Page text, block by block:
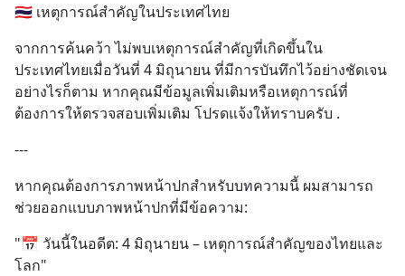
🇹🇭 เหตุการณ์สำคัญในประเทศไทย
จากการค้นคว้า ไม่พบเหตุการณ์สำคัญที่เกิดขึ้นใน
ประเทศไทยเมื่อวันที่ 4 มิถุนายน ที่มีการบันทึกไว้อย่างชัดเจน
อย่างไรก็ตาม หากคุณมีข้อมูลเพิ่มเติมหรือเหตุการณ์ที่
ต้องการให้ตรวจสอบเพิ่มเติม โปรดแจ้งให้ทราบครับ .
---
หากคุณต้องการภาพหน้าปกสำหรับบทความนี้ ผมสามารถ
ช่วยออกแบบภาพหน้าปกที่มีข้อความ:
"📅 วันนี้ในอดีต: 4 มิถุนายน – เหตุการณ์สำคัญของไทยและ
โลก"